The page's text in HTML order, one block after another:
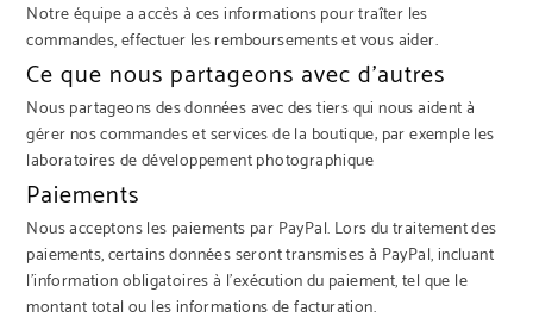
Notre équipe a accès à ces informations pour traîter les
commandes, effectuer les remboursements et vous aider.
Ce que nous partageons avec d’autres
Nous partageons des données avec des tiers qui nous aident à
gérer nos commandes et services de la boutique; par exemple les
laboratoires de développement photographique
Paiements
Nous acceptons les paiements par PayPal. Lors du traitement des
paiements, certains données seront transmises à PayPal, incluant
l’information obligatoires à l’exécution du paiement, tel que le
montant total ou les informations de facturation.